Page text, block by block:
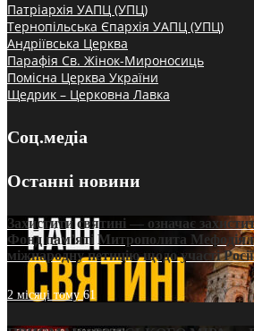
Патріархія УАПЦ (УПЦ)
Тернопільська Єпархія УАПЦ (УПЦ)
Андріївська Церква
Парафія Св. Жінок-Мироносиць
Помісна Церква України
Щедрик – Церковна Лавка
Соц.медіа
Останні новини
Захистити святині — означає
Фонд пам’яті Митрополита Мефодія
міжнародну петицію щодо участі
2 місяці тому61